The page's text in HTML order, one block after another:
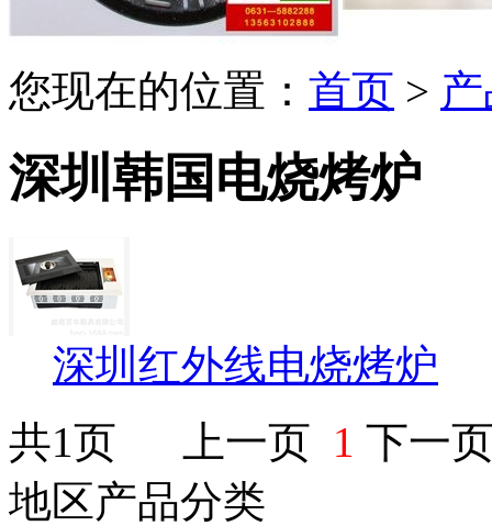
您现在的位置： 首页 >
深圳韩国电烧烤炉
深圳红外线电烧烤炉
共1页 上一页 1 下一
地区产品分类